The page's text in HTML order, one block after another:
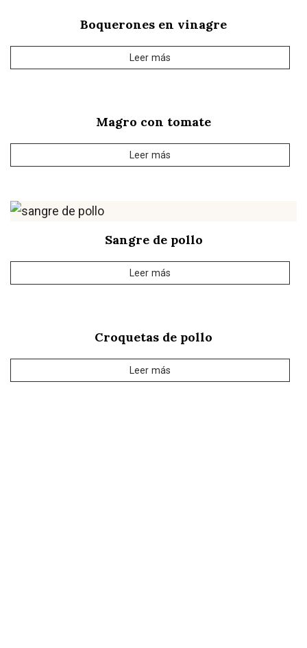
Boquerones en vinagre
Leer más
Magro con tomate
Leer más
Sangre de pollo
Leer más
Croquetas de pollo
Leer más